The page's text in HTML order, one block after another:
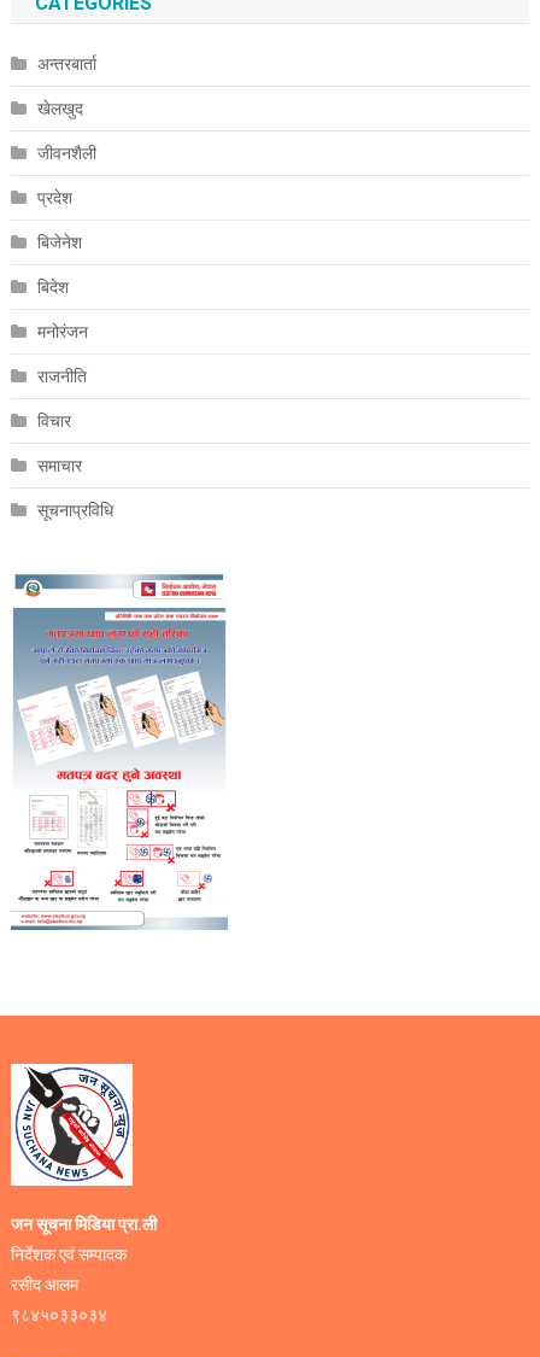
अन्तरबार्ता
खेलखुद
जीवनशैली
प्रदेश
बिजेनेश
बिदेश
मनोरंजन
राजनीति
विचार
समाचार
सूचनाप्रविधि
जन सूचना मिडिया प्रा.ली
निर्देशक एवं सम्पादक
रसीद आलम
९८४५०३३०३४